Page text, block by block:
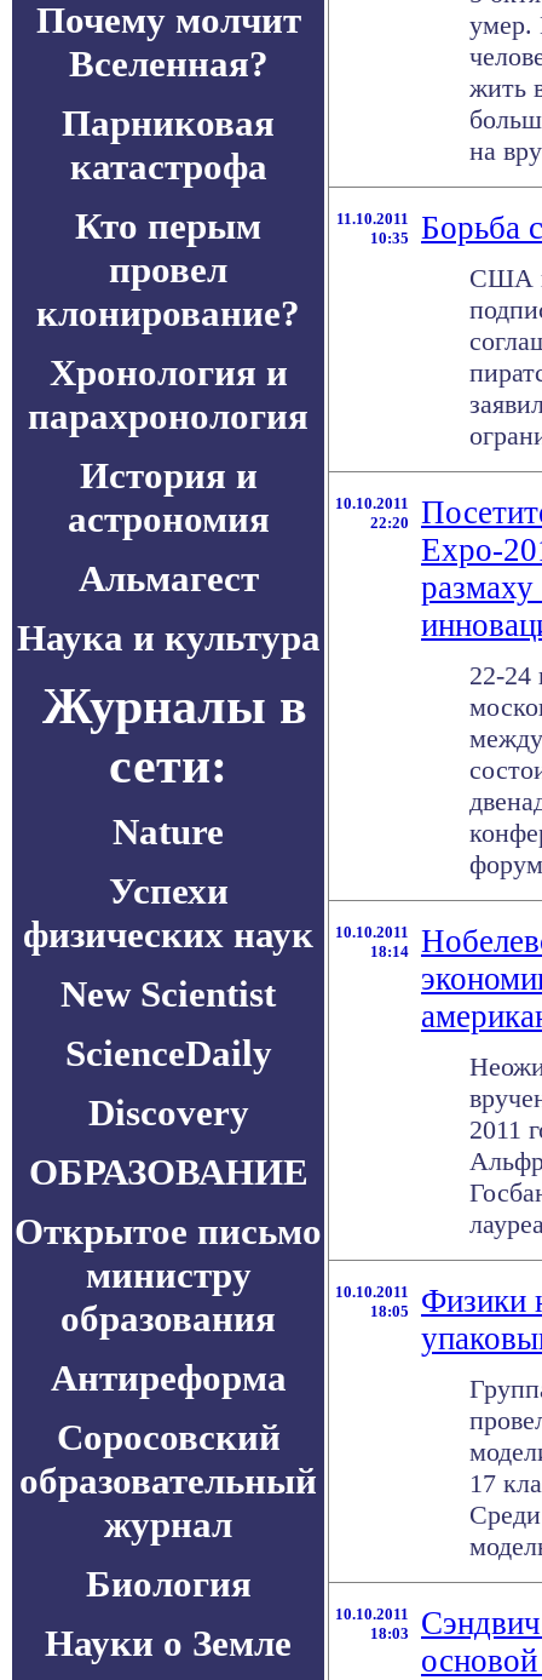
Почему молчит
Вселенная?
Парниковая
катастрофа
Кто перым
провел
клонирование?
Хронология и
парахронология
История и
астрономия
Альмагест
Наука и культура
Журналы в
сети:
Nature
Успехи
физических наук
New Scientist
ScienceDaily
Discovery
ОБРАЗОВАНИЕ
Открытое письмо
министру
образования
Антиреформа
Соросовский
образовательный
журнал
Биология
Науки о Земле
умер.
жить
на
11.10.2011
10:35
Борьба
США и
10.10.2011
22:20
Expo-
размаху
22-24
10.10.2011
18:14
2011
10.10.2011
18:05
Физики
17
10.10.2011
18:03